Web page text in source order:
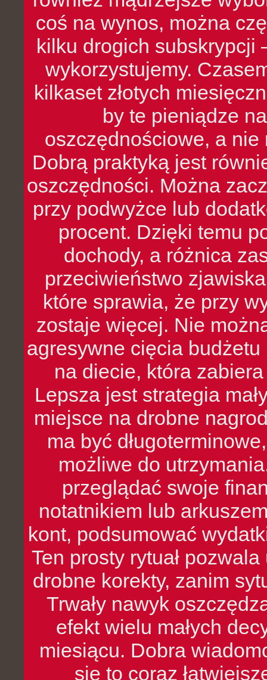
coś na wynos, można
kilku drogich subskrypcji
wykorzystujemy.
kilkaset złotych
by te pieniądze
oszczędnościowe, a nie
Dobrą praktyką jest
oszczędności. Można
przy podwyżce lub
procent. Dzięki temu
dochody, a różnica
przeciwieństwo
które sprawia, że przy
zostaje więcej. Nie
agresywne cięcia
na diecie, która
Lepsza jest strategia
miejsce na drobne
ma być
możliwe do
przeglądać swoje
notatnikiem lub
kont, podsumować
Ten prosty rytuał
drobne korekty, zanim
Trwały nawyk
efekt wielu małych
miesiącu. Dobra
się to coraz